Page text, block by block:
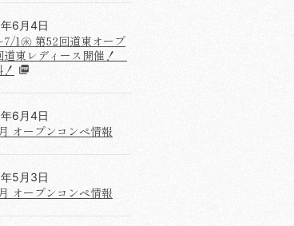
6月4日
1㊌ 第52回道東オープ
道東レディース開催！
6月4日
オープンコンペ情報
5月3日
オープンコンペ情報